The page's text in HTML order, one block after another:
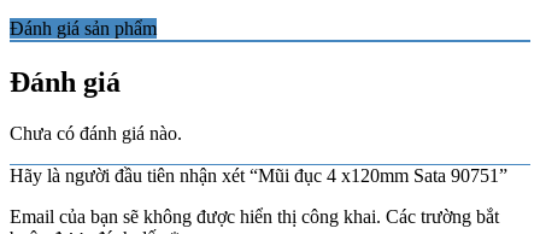
Đánh giá sản phẩm
Đánh giá
Chưa có đánh giá nào.
Hãy là người đầu tiên nhận xét “Mũi đục 4 x120mm Sata 90751”
Email của bạn sẽ không được hiển thị công khai. Các trường bắt